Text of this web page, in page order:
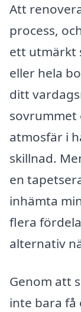
Att
process,
ett utmärkt
eller hela
ditt
sovrummet
atmosfär i
skillnad.
en
inhämta
flera
alternativ
Genom att
inte bara få